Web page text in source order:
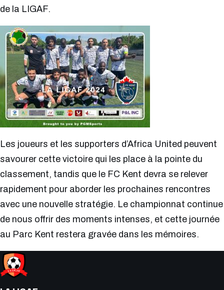
de la LIGAF.
Les joueurs et les supporters d’Africa United peuvent
savourer cette victoire qui les place à la pointe du
classement, tandis que le FC Kent devra se relever
rapidement pour aborder les prochaines rencontres
avec une nouvelle stratégie. Le championnat continue
de nous offrir des moments intenses, et cette journée
au Parc Kent restera gravée dans les mémoires.